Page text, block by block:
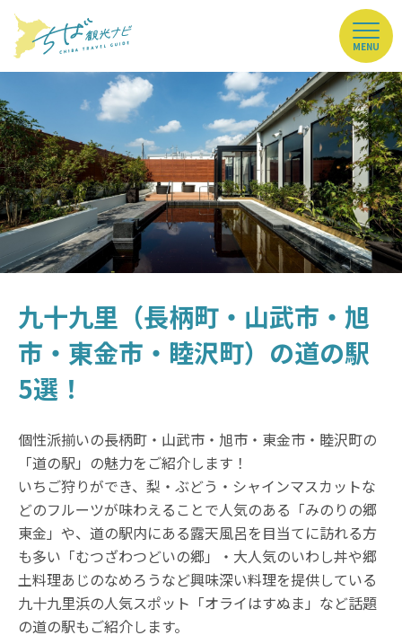
MENU
九十九里（長柄町・山武市・旭
市・東金市・睦沢町）の道の駅
5選！
個性派揃いの長柄町・山武市・旭市・東金市・睦沢町の
「道の駅」の魅力をご紹介します！
いちご狩りができ、梨・ぶどう・シャインマスカットな
どのフルーツが味わえることで人気のある「みのりの郷
東金」や、道の駅内にある露天風呂を目当てに訪れる方
も多い「むつざわつどいの郷」・大人気のいわし丼や郷
土料理あじのなめろうなど興味深い料理を提供している
九十九里浜の人気スポット「オライはすぬま」など話題
の道の駅もご紹介します。